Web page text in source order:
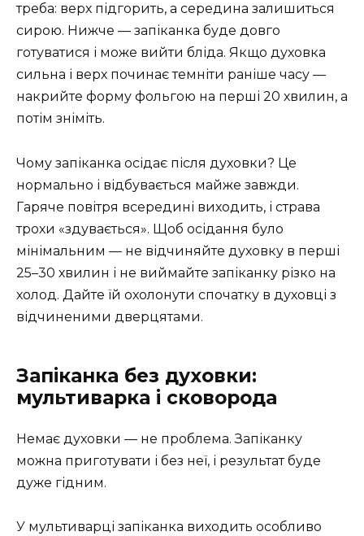
треба: верх підгорить, а середина залишиться
сирою. Нижче — запіканка буде довго
готуватися і може вийти бліда. Якщо духовка
сильна і верх починає темніти раніше часу —
накрийте форму фольгою на перші 20 хвилин, а
потім зніміть.
Чому запіканка осідає після духовки? Це
нормально і відбувається майже завжди.
Гаряче повітря всередині виходить, і страва
трохи «здувається». Щоб осідання було
мінімальним — не відчиняйте духовку в перші
25–30 хвилин і не виймайте запіканку різко на
холод. Дайте їй охолонути спочатку в духовці з
відчиненими дверцятами.
Запіканка без духовки:
мультиварка і сковорода
Немає духовки — не проблема. Запіканку
можна приготувати і без неї, і результат буде
дуже гідним.
У мультиварці запіканка виходить особливо